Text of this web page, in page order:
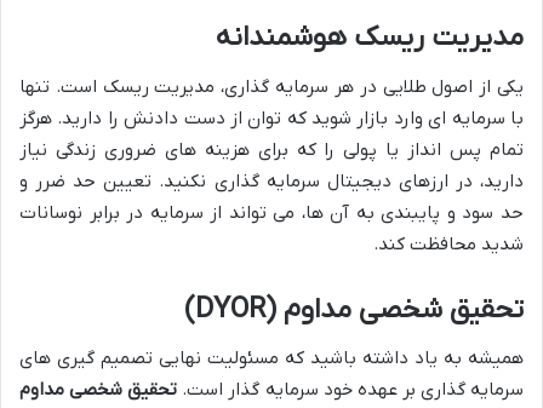
مدیریت ریسک هوشمندانه
یکی از اصول طلایی در هر سرمایه گذاری، مدیریت ریسک است. تنها
با سرمایه ای وارد بازار شوید که توان از دست دادنش را دارید. هرگز
تمام پس انداز یا پولی را که برای هزینه های ضروری زندگی نیاز
دارید، در ارزهای دیجیتال سرمایه گذاری نکنید. تعیین حد ضرر و
حد سود و پایبندی به آن ها، می تواند از سرمایه در برابر نوسانات
شدید محافظت کند.
تحقیق شخصی مداوم (DYOR)
همیشه به یاد داشته باشید که مسئولیت نهایی تصمیم گیری های
سرمایه گذاری بر عهده خود سرمایه گذار است. تحقیق شخصی مداوم